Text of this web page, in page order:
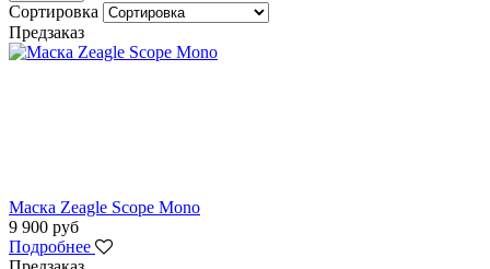
Сортировка
Предзаказ
Маска Zeagle Scope Mono
9 900 руб
Подробнее